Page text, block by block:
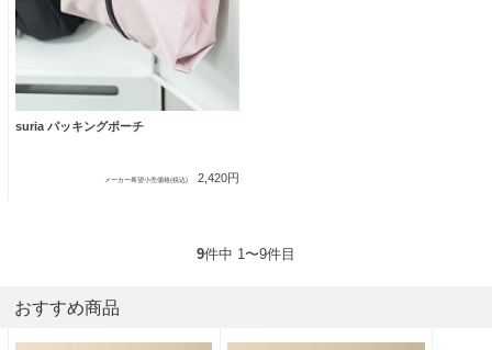
suria パッキングポーチ
メーカー希望小売価格(税込) 2,420円
9件中 1〜9件目
おすすめ商品